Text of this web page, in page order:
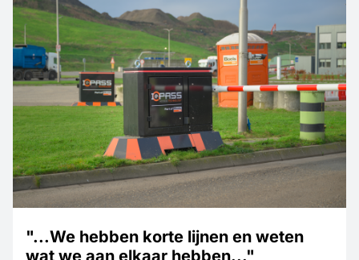
"...Alleen mensen met de juiste
certificaten krijgen toegang tot de
juiste zones..."
Diego Volta - Bonatti
Lees meer